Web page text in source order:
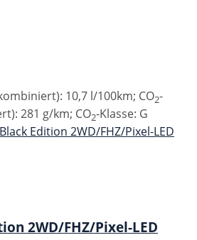
10,7 l/100km; CO2-
281 g/km; CO2-Klasse: G
2WD/FHZ/Pixel-LED